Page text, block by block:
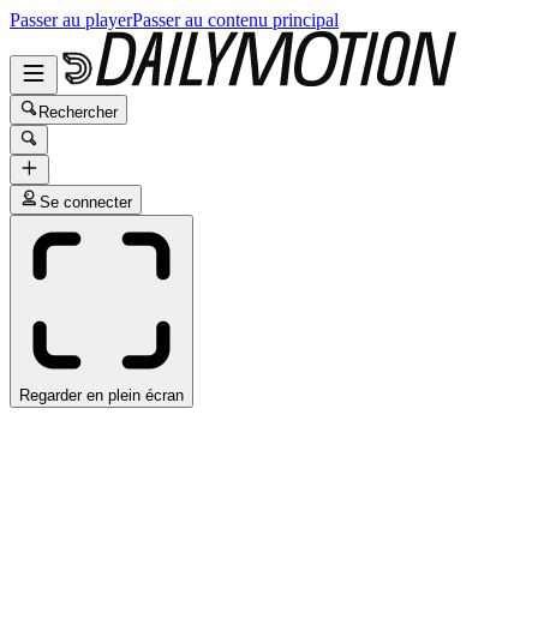
Passer au playerPasser au contenu principal
Rechercher
Se connecter
Regarder en plein écran